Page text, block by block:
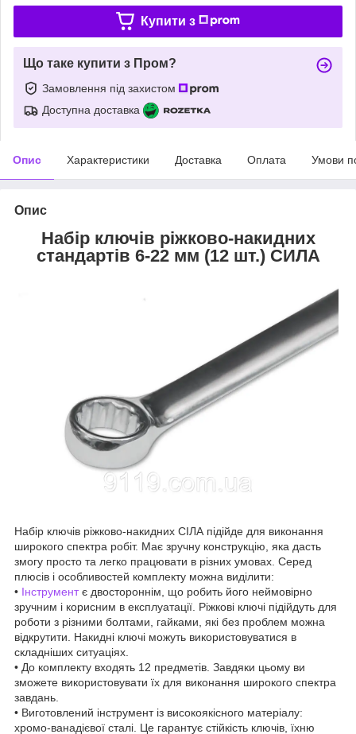
Купити з
Що таке купити з Пром?
Замовлення під захистом
Доступна доставка
Опис Характеристики Доставка Оплата Умови
Опис
Набір ключів ріжково-накидних
стандартів 6-22 мм (12 шт.) СИЛА
Набір ключів ріжково-накидних СІЛА підійде для виконання
широкого спектра робіт. Має зручну конструкцію, яка дасть
змогу просто та легко працювати в різних умовах. Серед
плюсів і особливостей комплекту можна виділити:
• Інструментє двостороннім, що робить його неймовірно
зручним і корисним в експлуатації. Ріжкові ключі підійдуть для
роботи з різними болтами, гайками, які без проблем можна
відкрутити. Накидні ключі можуть використовуватися в
складніших ситуаціях.
• До комплекту входять 12 предметів. Завдяки цьому ви
зможете використовувати їх для виконання широкого спектра
завдань.
• Виготовлений інструмент із високоякісного матеріалу:
хромо-ванадієвої сталі. Це гарантує стійкість ключів, їхню